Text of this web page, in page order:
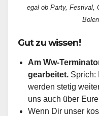
egal ob Party, Festival,
Gut zu wissen!
Am Ww-
gearbeitet. Sprich:
werden stetig
uns auch über
Wenn Dir unser